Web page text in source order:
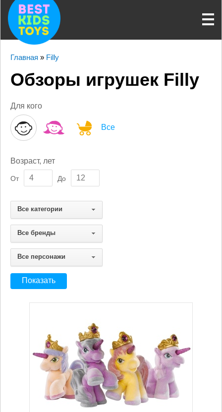
Главная » Filly
Обзоры игрушек Filly
Для кого
Все
Возраст, лет
От До
Все категории
Все бренды
Все персонажи